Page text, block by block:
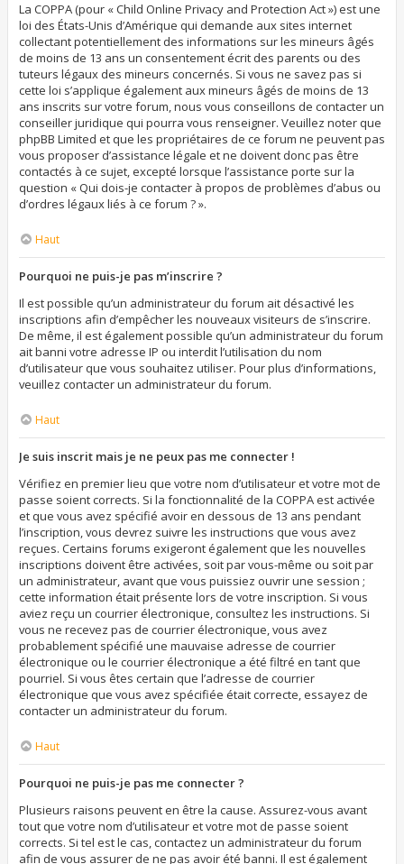
La COPPA (pour « Child Online Privacy and Protection Act ») est une
loi des États-Unis d’Amérique qui demande aux sites internet
collectant potentiellement des informations sur les mineurs âgés
de moins de 13 ans un consentement écrit des parents ou des
tuteurs légaux des mineurs concernés. Si vous ne savez pas si
cette loi s’applique également aux mineurs âgés de moins de 13
ans inscrits sur votre forum, nous vous conseillons de contacter un
conseiller juridique qui pourra vous renseigner. Veuillez noter que
phpBB Limited et que les propriétaires de ce forum ne peuvent pas
vous proposer d’assistance légale et ne doivent donc pas être
contactés à ce sujet, excepté lorsque l’assistance porte sur la
question « Qui dois-je contacter à propos de problèmes d’abus ou
d’ordres légaux liés à ce forum ? ».
Haut
Pourquoi ne puis-je pas m’inscrire ?
Il est possible qu’un administrateur du forum ait désactivé les
inscriptions afin d’empêcher les nouveaux visiteurs de s’inscrire.
De même, il est également possible qu’un administrateur du forum
ait banni votre adresse IP ou interdit l’utilisation du nom
d’utilisateur que vous souhaitez utiliser. Pour plus d’informations,
veuillez contacter un administrateur du forum.
Haut
Je suis inscrit mais je ne peux pas me connecter !
Vérifiez en premier lieu que votre nom d’utilisateur et votre mot de
passe soient corrects. Si la fonctionnalité de la COPPA est activée
et que vous avez spécifié avoir en dessous de 13 ans pendant
l’inscription, vous devrez suivre les instructions que vous avez
reçues. Certains forums exigeront également que les nouvelles
inscriptions doivent être activées, soit par vous-même ou soit par
un administrateur, avant que vous puissiez ouvrir une session ;
cette information était présente lors de votre inscription. Si vous
aviez reçu un courrier électronique, consultez les instructions. Si
vous ne recevez pas de courrier électronique, vous avez
probablement spécifié une mauvaise adresse de courrier
électronique ou le courrier électronique a été filtré en tant que
pourriel. Si vous êtes certain que l’adresse de courrier
électronique que vous avez spécifiée était correcte, essayez de
contacter un administrateur du forum.
Haut
Pourquoi ne puis-je pas me connecter ?
Plusieurs raisons peuvent en être la cause. Assurez-vous avant
tout que votre nom d’utilisateur et votre mot de passe soient
corrects. Si tel est le cas, contactez un administrateur du forum
afin de vous assurer de ne pas avoir été banni. Il est également